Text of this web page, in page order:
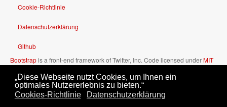
„Diese Webseite nutzt Cookies, um Ihnen ein
optimales Nutzererlebnis zu bieten.“
Cookies-Richtlinie
Datenschutzerklärung
Cookie-Richtlinie
Datenschutzerklärung
Github
Bootstrapis a front-end framework of Twitter, Inc. Code licensed underMIT
Font Awesomefont licensed underSIL OFL 1.1.